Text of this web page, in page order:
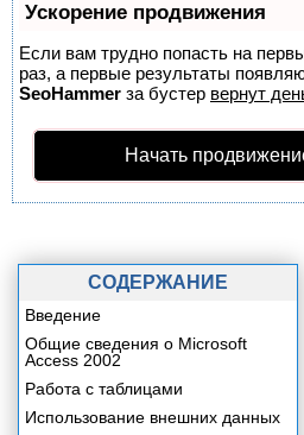
Ускорение продвижения
Если вам трудно попасть на
раз, а первые результаты
SeoHammer за бустер вернут
Начать
СОДЕРЖАНИЕ
Введение
Общие сведения о Microsoft
Access 2002
Работа с таблицами
Использование внешних данных